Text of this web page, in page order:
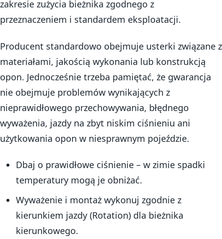
zakresie zużycia bieżnika zgodnego z
przeznaczeniem i standardem eksploatacji.
Producent standardowo obejmuje usterki związane z
materiałami, jakością wykonania lub konstrukcją
opon. Jednocześnie trzeba pamiętać, że gwarancja
nie obejmuje problemów wynikających z
nieprawidłowego przechowywania, błędnego
wyważenia, jazdy na zbyt niskim ciśnieniu ani
użytkowania opon w niesprawnym pojeździe.
Dbaj o prawidłowe ciśnienie – w zimie spadki
temperatury mogą je obniżać.
Wyważenie i montaż wykonuj zgodnie z
kierunkiem jazdy (Rotation) dla bieżnika
kierunkowego.